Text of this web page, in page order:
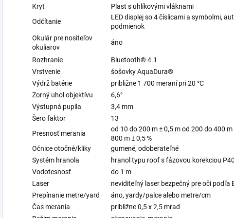
Kryt
Plast s uhlíkovými vláknami
Odčítanie
LED displej so 4 číslicami a symbolmi,
podmienok
Okulár pre nositeľov
okuliarov
áno
Rozhranie
Bluetooth® 4.1
Vrstvenie
šošovky AquaDura®
Výdrž batérie
približne 1 700 meraní pri 20 °C
Zorný uhol objektívu
6,6°
Výstupná pupila
3,4 mm
Šero faktor
13
Presnosť merania
od 10 do 200 m ± 0,5 m od 200 do 400
800 m ± 0,5 %
Očnice otočné/kliky
gumené, odoberateľné
Systém hranola
hranol typu roof s fázovou korekciou P40
Vodotesnosť
do 1 m
Laser
neviditeľný laser bezpečný pre oči podľa
Prepínanie metre/yard
áno, yardy/palce alebo metre/cm
Čas merania
približne 0,5 x 2,5 mrad